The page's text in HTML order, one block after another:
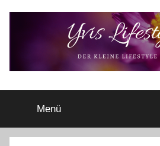
Yvis
Lifestyle
Lifestyle
Blog
–
Menü